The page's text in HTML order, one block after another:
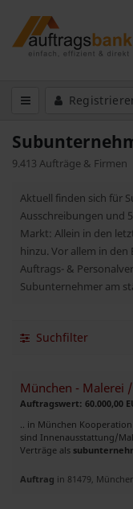
9.413 Aufträge & Firmen
Aktuell finden sich für
Ausschreibungen und
Markt: Allein in den
hinzu. Vor allem in
Auftrags- &
Subunternehmer am
Suchfilter
München - Malerei
Auftragswert: 60.000,00
.. in München
sind Innenausstattung/
Verträge als
Auftrag in 81479,